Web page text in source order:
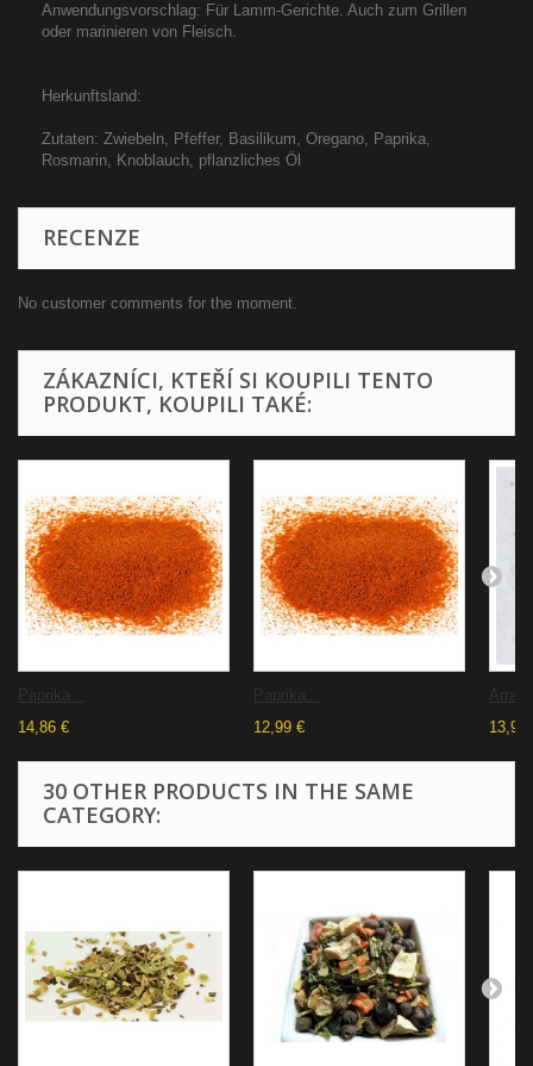
Anwendungsvorschlag: Für Lamm-Gerichte. Auch zum Grillen
oder marinieren von Fleisch.
Herkunftsland:
Zutaten: Zwiebeln, Pfeffer, Basilikum, Oregano, Paprika,
Rosmarin, Knoblauch, pflanzliches Öl
RECENZE
No customer comments for the moment.
ZÁKAZNÍCI, KTEŘÍ SI KOUPILI TENTO
PRODUKT, KOUPILI TAKÉ:
Paprika...
14,86 €
Paprika...
12,99 €
13,93
30 OTHER PRODUCTS IN THE SAME
CATEGORY: